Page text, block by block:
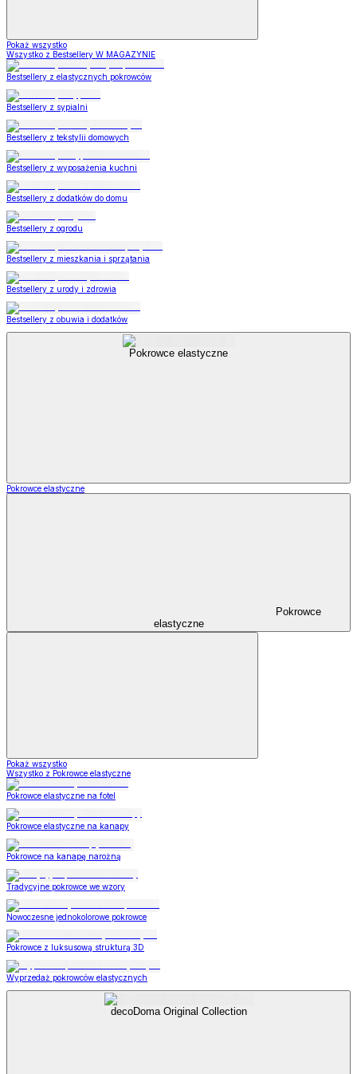
Pokaż wszystko
Wszystko z Bestsellery W MAGAZYNIE
Bestsellery z elastycznych pokrowców
Bestsellery z sypialni
Bestsellery z tekstylii domowych
Bestsellery z wyposażenia kuchni
Bestsellery z dodatków do domu
Bestsellery z ogrodu
Bestsellery z mieszkania i sprzątania
Bestsellery z urody i zdrowia
Bestsellery z obuwia i dodatków
Pokrowce elastyczne
Pokrowce elastyczne
Pokrowce
elastyczne
Pokaż wszystko
Wszystko z Pokrowce elastyczne
Pokrowce elastyczne na fotel
Pokrowce elastyczne na kanapy
Pokrowce na kanapę narożną
Tradycyjne pokrowce we wzory
Nowoczesne jednokolorowe pokrowce
Pokrowce z luksusową strukturą 3D
Wyprzedaż pokrowców elastycznych
decoDoma Original Collection